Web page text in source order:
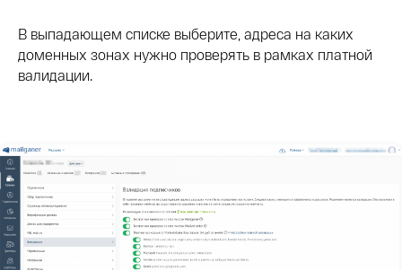
В выпадающем списке выберите, адреса на каких
доменных зонах нужно проверять в рамках платной
валидации.